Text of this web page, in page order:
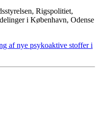
Rigspolitiet,
i København, Odense
af nye psykoaktive stoffer i